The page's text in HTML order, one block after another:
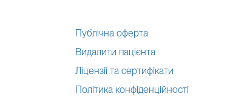
Публічна оферта
Видалити пацієнта
Ліцензії та сертифікати
Політика конфіденційності